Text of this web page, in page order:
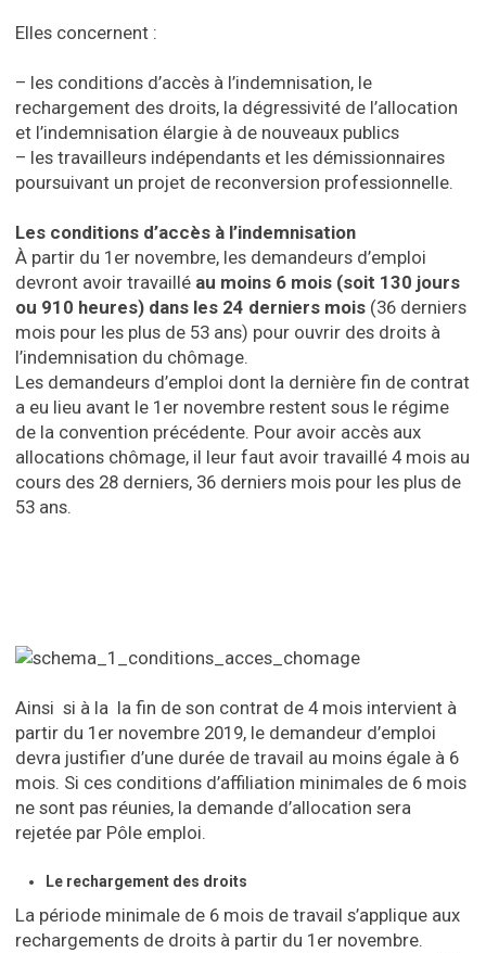
Elles concernent :
– les conditions d’accès à l’indemnisation, le
rechargement des droits, la dégressivité de l’allocation
et l’indemnisation élargie à de nouveaux publics
– les travailleurs indépendants et les démissionnaires
poursuivant un projet de reconversion professionnelle.
Les conditions d’accès à l’indemnisation
À partir du 1er novembre, les demandeurs d’emploi
devront avoir travaillé au moins 6 mois (soit 130 jours
ou 910 heures) dans les 24 derniers mois (36 derniers
mois pour les plus de 53 ans) pour ouvrir des droits à
l’indemnisation du chômage.
Les demandeurs d’emploi dont la dernière fin de contrat
a eu lieu avant le 1er novembre restent sous le régime
de la convention précédente. Pour avoir accès aux
allocations chômage, il leur faut avoir travaillé 4 mois au
cours des 28 derniers, 36 derniers mois pour les plus de
53 ans.
Ainsi si à la la fin de son contrat de 4 mois intervient à
partir du 1er novembre 2019, le demandeur d’emploi
devra justifier d’une durée de travail au moins égale à 6
mois. Si ces conditions d’affiliation minimales de 6 mois
ne sont pas réunies, la demande d’allocation sera
rejetée par Pôle emploi.
Le rechargement des droits
La période minimale de 6 mois de travail s’applique aux
rechargements de droits à partir du 1er novembre.